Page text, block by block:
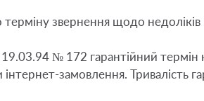
терміну звернення щодо
№ 172 гарантійний термін
замовлення. Тривалість